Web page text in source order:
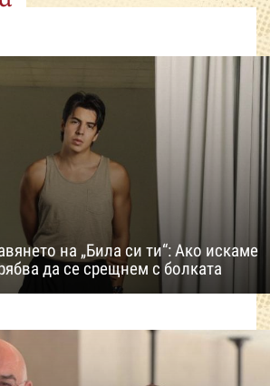
на „Била си ти“: Ако искаме
да се срещнем с болката